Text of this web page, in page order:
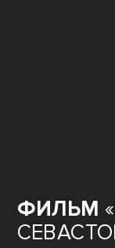
ФИЛЬМ